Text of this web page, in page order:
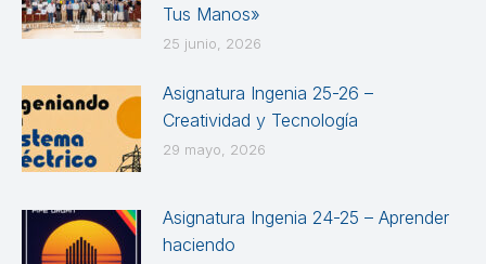
Tus Manos»
25 junio, 2026
Asignatura Ingenia 25-26 –
Creatividad y Tecnología
29 mayo, 2026
Asignatura Ingenia 24-25 – Aprender
haciendo